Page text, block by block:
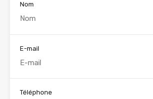
Nom
E-mail
Téléphone